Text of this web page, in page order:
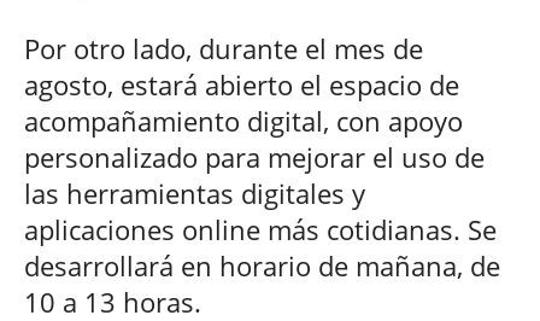
Por otro lado, durante el mes de
agosto, estará abierto el espacio de
acompañamiento digital, con apoyo
personalizado para mejorar el uso de
las herramientas digitales y
aplicaciones online más cotidianas. Se
desarrollará en horario de mañana, de
10 a 13 horas.